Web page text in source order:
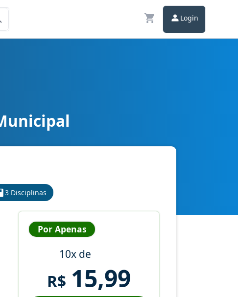
Login
3 Disciplinas
Por Apenas
10x de
R$ 15,99